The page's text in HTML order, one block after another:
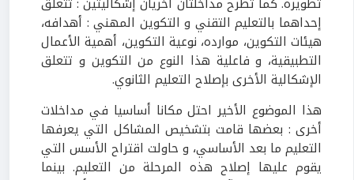
إحداهما بالتعليم التقني و التكوين المهني : أهدافه،
هيئات التكوين، موارده، نوعية التكوين، أهمية الأعمال
التطبيقية، و فاعلية هذا النوع من التكوين و تتعلق
الإشكالية الأخرى بإصلاح التعليم الثانوي.
هذا الموضوع الأخير احتل مكانا أساسيا في مداخلات
أخرى : بعضها قامت بتشخيص المشاكل التي يعرفها
التعليم ما بعد الأساسي، و حاولت اقتراح الأسس التي
يقوم عليها إصلاح هذه المرحلة من التعليم. بينما